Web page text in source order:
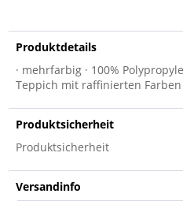
Produktdetails
· mehrfarbig · 100%
Teppich mit raffinierten
Produktsicherheit
Produktsicherheit
Versandinfo